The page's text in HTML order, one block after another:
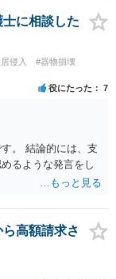
た当人に対する損
渉を受けずに応訴
失を立証する必要
められ敗訴した場
らにいくら請求し
社員に請求（求
に相談した
侵入
#器物損壊
役にたった 7
。 結論的には、支
るような発言をし
高額請求さ